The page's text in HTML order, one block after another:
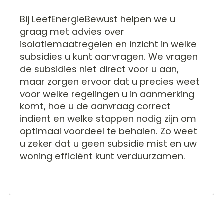
Bij LeefEnergieBewust helpen we u
graag met advies over
isolatiemaatregelen en inzicht in welke
subsidies u kunt aanvragen. We vragen
de subsidies niet direct voor u aan,
maar zorgen ervoor dat u precies weet
voor welke regelingen u in aanmerking
komt, hoe u de aanvraag correct
indient en welke stappen nodig zijn om
optimaal voordeel te behalen. Zo weet
u zeker dat u geen subsidie mist en uw
woning efficiënt kunt verduurzamen.